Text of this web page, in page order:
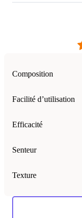
Composition
Facilité d’utilisation
Efficacité
Senteur
Texture